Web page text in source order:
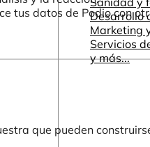
Desarrollo
Marketing
Servicios
y más...
tus datos de Podio con
que pueden